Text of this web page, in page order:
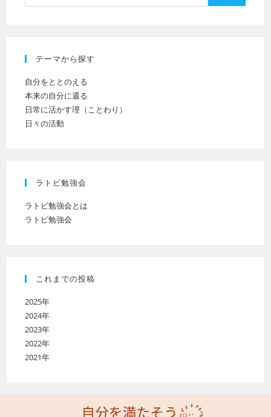
さ
い
テーマから探す
自分をととのえる
本来の自分に還る
日常に活かす理（ことわり）
日々の活動
ラトビ勉強会
ラトビ勉強会とは
ラトビ勉強会
これまでの投稿
2025年
2024年
2023年
2022年
2021年